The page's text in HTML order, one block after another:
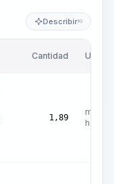
DescribirKI
Cantidad Unidad
1,89
hora